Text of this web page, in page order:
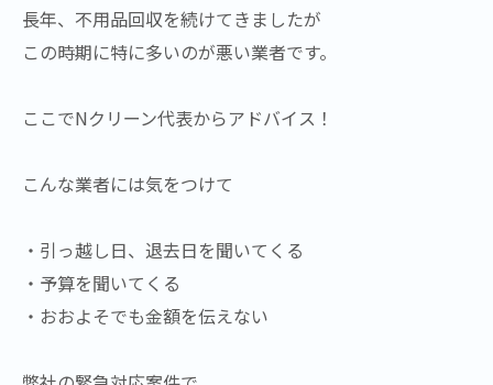
長年、不用品回収を続けてきましたが
この時期に特に多いのが悪い業者です。
ここでNクリーン代表からアドバイス！
こんな業者には気をつけて
・引っ越し日、退去日を聞いてくる
・予算を聞いてくる
・おおよそでも金額を伝えない